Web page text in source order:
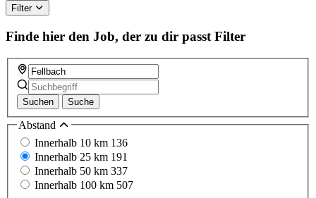
Filter
Finde hier den Job, der zu dir passt Filter
Suchen Suche
Abstand
Innerhalb 10 km 136
Innerhalb 25 km 191
Innerhalb 50 km 337
Innerhalb 100 km 507